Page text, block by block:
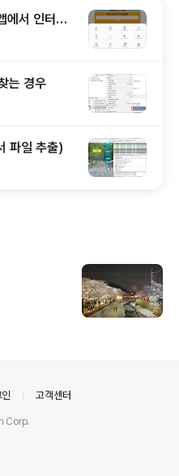
서 인터넷
는 경우
파일 추출)
고객센터
Corp.